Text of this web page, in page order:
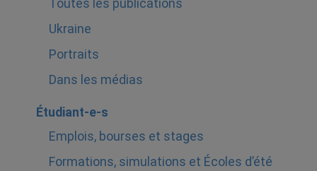
Toutes les publications
Ukraine
Portraits
Dans les médias
Étudiant-e-s
Emplois, bourses et stages
Formations, simulations et Écoles d’été